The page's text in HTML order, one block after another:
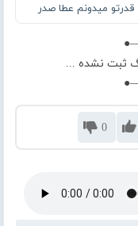
میدونم عطا صدر
ثبت نشده ...
0